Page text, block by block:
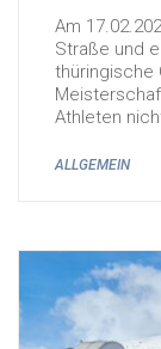
Am
Straße und
thüringische
Athleten
ALLGEMEIN